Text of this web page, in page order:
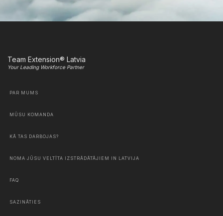
Team Extension® Latvia
Your Leading Workforce Partner
PAR MUMS
MŪSU KOMANDA
KĀ TAS DARBOJAS?
NOMA JŪSU VELTĪTA IZSTRĀDĀTĀJIEM IN LATVIJA
FAQ
SAZINĀTIES